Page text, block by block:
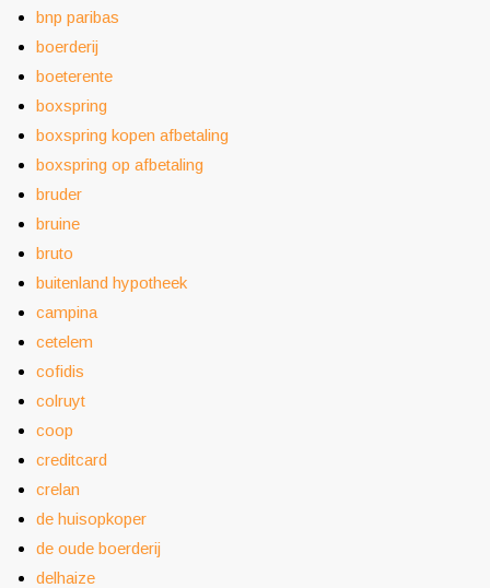
bnp paribas
boerderij
boeterente
boxspring
boxspring kopen afbetaling
boxspring op afbetaling
bruder
bruine
bruto
buitenland hypotheek
campina
cetelem
cofidis
colruyt
coop
creditcard
crelan
de huisopkoper
de oude boerderij
delhaize